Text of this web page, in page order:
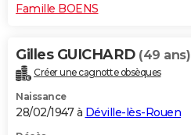
Famille BOENS
Gilles GUICHARD (49 ans)
Créer une cagnotte obsèques
Naissance
28/02/1947 à Déville-lès-Rouen